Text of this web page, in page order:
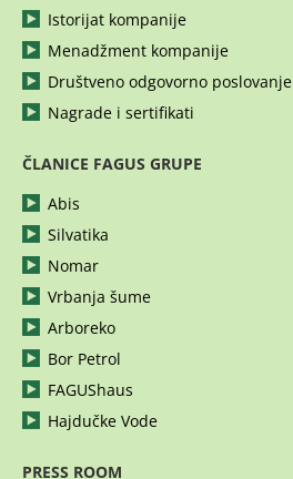
Istorijat kompanije
Menadžment kompanije
Društveno odgovorno poslovanje
Nagrade i sertifikati
ČLANICE FAGUS GRUPE
Abis
Silvatika
Nomar
Vrbanja šume
Arboreko
Bor Petrol
FAGUShaus
Hajdučke Vode
PRESS ROOM